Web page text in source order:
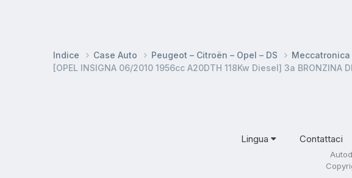
Indice Case Auto Peugeot – Citroën – Opel – DS
Meccatronica
[OPEL INSIGNA 06/2010 1956cc A20DTH 118Kw Diesel] 3a BRONZINA
Lingua Contattaci